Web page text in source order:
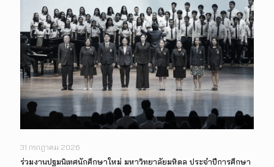
31 กรกฎาคม 2026
ร่วมงานปฐมนิเทศนักศึกษาใหม่ มหาวิทยาลัยมหิดล ประจำปีการศึกษา